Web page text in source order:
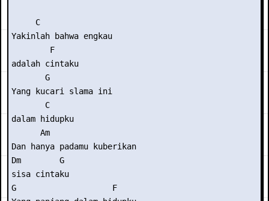
     C
Yakinlah bahwa engkau
        F
adalah cintaku
       G
Yang kucari slama ini
       C
dalam hidupku
      Am
Dan hanya padamu kuberikan
Dm        G
sisa cintaku
G                    F